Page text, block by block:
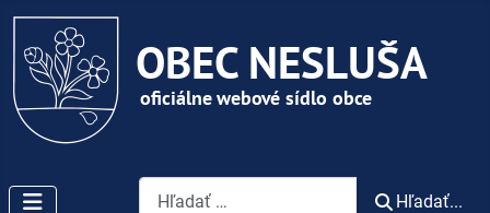
Vyhľadávanie
Hľadať...